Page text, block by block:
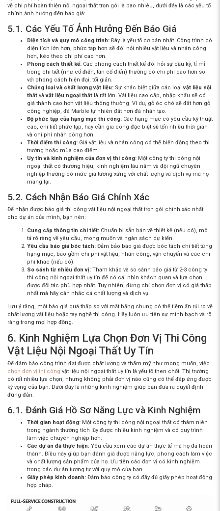
về chi phí hoàn thiện nội ngoại thất trọn gói là bao nhiêu, dưới đây là các yếu tố
chính ảnh hưởng đến báo giá:
5.1. Các Yếu Tố Ảnh Hưởng Đến Báo Giá
Diện tích và quy mô công trình: Đây là yếu tố cơ bản nhất. Công trình có
diện tích lớn hơn, phức tạp hơn sẽ đòi hỏi nhiều vật liệu và nhân công
hơn, kéo theo chi phí cao hơn.
Phong cách thiết kế: Các phong cách thiết kế đòi hỏi sự cầu kỳ, tỉ mỉ
trong chi tiết (như cổ điển, tân cổ điển) thường có chi phí cao hơn so
với phong cách hiện đại, tối giản.
Chủng loại và chất lượng vật liệu: Sự khác biệt giữa các loạivật liệu nội
thất vàvật liệu ngoại thất là rất lớn. Vật liệu cao cấp, nhập khẩu sẽ có
giá thành cao hơn vật liệu thông thường. Ví dụ, gỗ óc chó sẽ đắt hơn gỗ
công nghiệp, đá Marble tự nhiên đắt hơn đá nhân tạo.
Độ phức tạp của hạng mục thi công: Các hạng mục có yêu cầu kỹ thuật
cao, chi tiết phức tạp, hay cần gia công đặc biệt sẽ tốn nhiều thời gian
và chi phí nhân công hơn.
Thời điểm thi công: Giá vật liệu và nhân công có thể biến động theo thị
trường hoặc mùa cao điểm.
Uy tín và kinh nghiệm của đơn vị thi công: Một công ty thi công nội
ngoại thất có thương hiệu, kinh nghiệm lâu năm và đội ngũ chuyên
nghiệp thường có mức giá tương xứng với chất lượng và dịch vụ mà họ
mang lại.
5.2. Cách Nhận Báo Giá Chính Xác
Để nhận được báo giá thi công vật liệu nội ngoại thất trọn gói chính xác nhất
cho dự án của mình, bạn nên:
Cung cấp thông tin chi tiết: Chuẩn bị sẵn bản vẽ thiết kế (nếu có), mô
tả rõ ràng về yêu cầu, mong muốn và ngân sách dự kiến.
Yêu cầu báo giá bóc tách: Đảm bảo báo giá được bóc tách chi tiết từng
hạng mục, bao gồm chi phí vật liệu, nhân công, vận chuyển và các chi
phí khác (nếu có).
So sánh từ nhiều đơn vị: Tham khảo và so sánh báo giá từ 2-3 công ty
thi công nội ngoại thất uy tín để có cái nhìn khách quan và lựa chọn
được đối tác phù hợp nhất. Tuy nhiên, đừng chỉ chọn đơn vị có giá thấp
nhất mà hãy cân nhắc cả chất lượng và dịch vụ.
Lưu ý rằng, một báo giá quá thấp so với mặt bằng chung có thể tiềm ẩn rủi ro về
chất lượng vật liệu hoặc tay nghề thi công. Hãy luôn ưu tiên sự minh bạch và rõ
ràng trong mọi hợp đồng.
6. Kinh Nghiệm Lựa Chọn Đơn Vị Thi Công
Vật Liệu Nội Ngoại Thất Uy Tín
Để đảm bảo công trình đạt được chất lượng và thẩm mỹ như mong muốn, việc
chọn đơn vị thi công vật liệu nội ngoại thất uy tín là yếu tố then chốt. Thị trường
có rất nhiều lựa chọn, nhưng không phải đơn vị nào cũng có thể đáp ứng được
kỳ vọng của bạn. Dưới đây là những kinh nghiệm giúp bạn đưa ra quyết định
đúng đắn:
6.1. Đánh Giá Hồ Sơ Năng Lực và Kinh Nghiệm
Thời gian hoạt động: Một công ty thi công nội ngoại thất có thâm niên
trong ngành thường tích lũy được nhiều kinh nghiệm và có quy trình
làm việc chuyên nghiệp hơn.
Các dự án đã thực hiện: Yêu cầu xem các dự án thực tế mà họ đã hoàn
thành. Điều này giúp bạn đánh giá được năng lực, phong cách làm việc
và chất lượng sản phẩm của họ. Ưu tiên các đơn vị có kinh nghiệm
trong các dự án tương tự với quy mô của bạn.
Giấy phép kinh doanh: Đảm bảo công ty có đầy đủ giấy phép hoạt động
hợp pháp.